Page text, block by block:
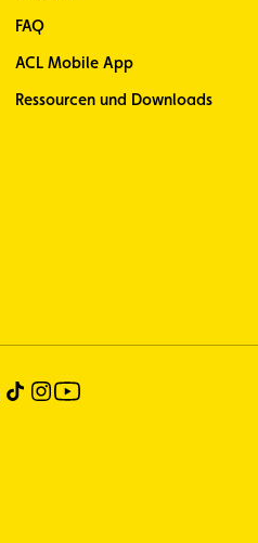
FAQ
ACL Mobile App
Ressourcen und Downloads